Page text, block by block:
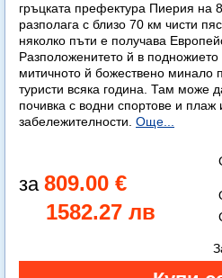
гръцката префектура Пиерия на
разполага с близо 70 км чисти
няколко пъти е получава
Разположенитето й в
митичното й божествено минало
туристи всяка година. Там може
почивка с водни спортове и плаж
забележителности. Още...
809.00 €
1582.27 лв